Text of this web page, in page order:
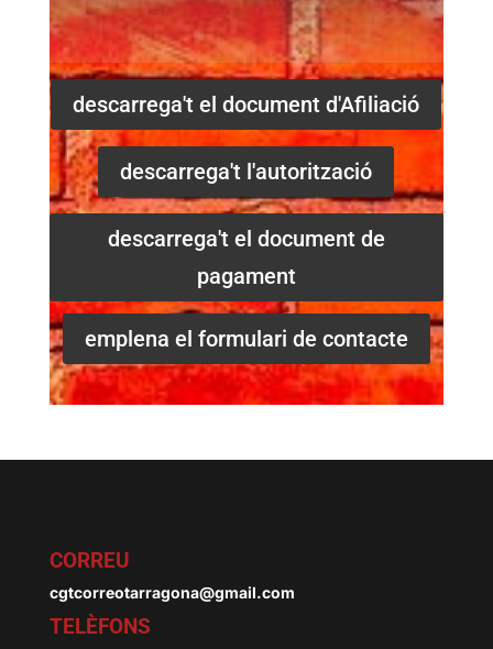
descarrega't el document d'Afiliació
descarrega't l'autorització
descarrega't el document de
pagament
emplena el formulari de contacte
CORREU
cgtcorreotarragona@gmail.com
TELÈFONS